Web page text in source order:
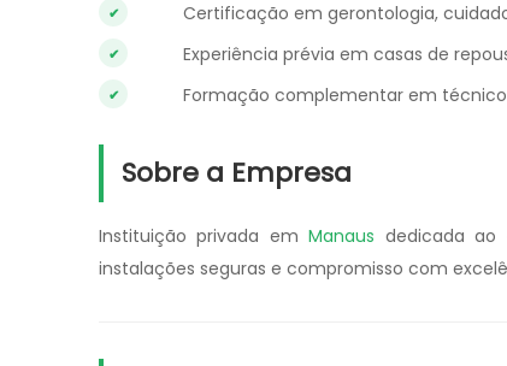
Certificação em gerontologia,
Experiência prévia em casas de
Formação complementar em
Sobre a Empresa
Instituição privada emManaus dedicada ao
instalações seguras e compromisso com